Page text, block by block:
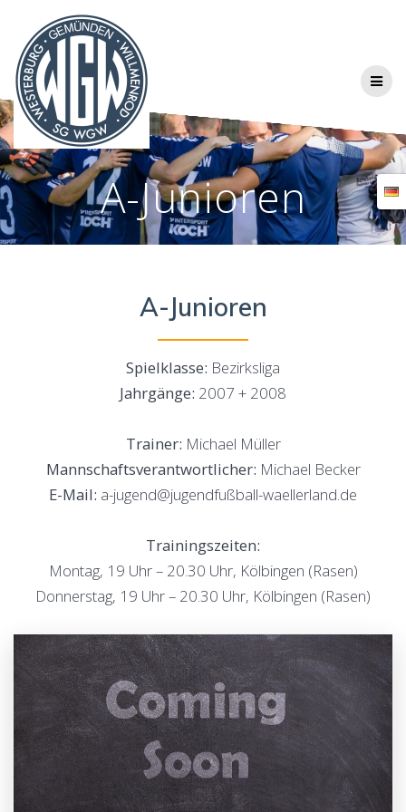
A-Junioren
A-Junioren
Spielklasse: Bezirksliga
Jahrgänge: 2007 + 2008
Trainer: Michael Müller
Mannschaftsverantwortlicher: Michael Becker
E-Mail: a-jugend@jugendfußball-waellerland.de
Trainingszeiten:
Montag, 19 Uhr – 20.30 Uhr, Kölbingen (Rasen)
Donnerstag, 19 Uhr – 20.30 Uhr, Kölbingen (Rasen)